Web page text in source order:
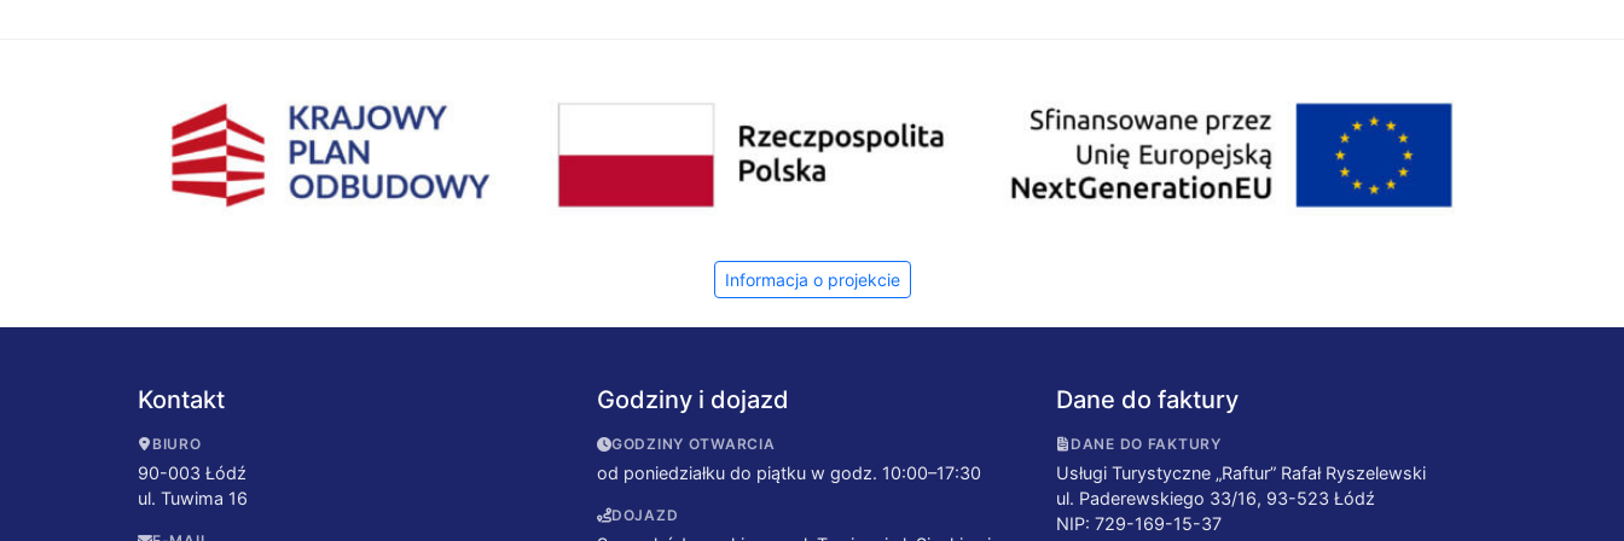
Informacja o projekcie
Kontakt
BIURO
90-003 Łódź
ul. Tuwima 16
Godziny i dojazd
GODZINY OTWARCIA
od poniedziałku do piątku w godz. 10:00–17:30
DOJAZD
Dane do faktury
DANE DO FAKTURY
Usługi Turystyczne „Raftur” Rafał Ryszelewski
ul. Paderewskiego 33/16, 93-523 Łódź
NIP: 729-169-15-37